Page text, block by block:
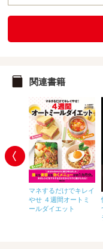
関連書籍
マネするだけでキレイ
やせ ４週間オートミ
ールダイエット